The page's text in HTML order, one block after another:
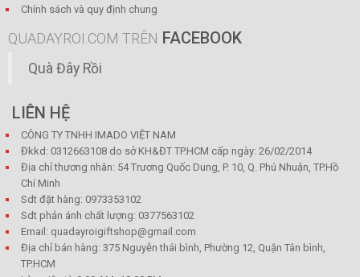
Chính sách và quy định chung
QUADAYROI.COM TRÊN FACEBOOK
Quà Đây Rồi
LIÊN HỆ
CÔNG TY TNHH IMADO VIỆT NAM
Đkkd: 0312663108 do sở KH&ĐT TP.HCM cấp ngày: 26/02/2014
Địa chỉ thương nhân: 54 Trương Quốc Dung, P. 10, Q. Phú Nhuận, TP.Hồ
Chí Minh
Sdt đặt hàng: 0973353102
Sdt phản ánh chất lượng: 0377563102
Email: quadayroigiftshop@gmail.com
Địa chỉ bán hàng: 375 Nguyễn thái bình, Phường 12, Quận Tân bình,
TP.HCM